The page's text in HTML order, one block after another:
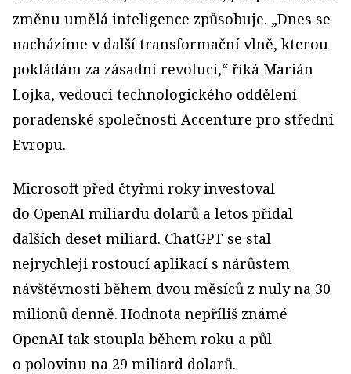
změnu umělá inteligence způsobuje. „Dnes se
nacházíme v další transformační vlně, kterou
pokládám za zásadní revoluci,“ říká Marián
Lojka, vedoucí technologického oddělení
poradenské společnosti Accenture pro střední
Evropu.
Microsoft před čtyřmi roky investoval
do OpenAI miliardu dolarů a letos přidal
dalších deset miliard. ChatGPT se stal
nejrychleji rostoucí aplikací s nárůstem
návštěvnosti během dvou měsíců z nuly na 30
milionů denně. Hodnota nepříliš známé
OpenAI tak stoupla během roku a půl
o polovinu na 29 miliard dolarů.